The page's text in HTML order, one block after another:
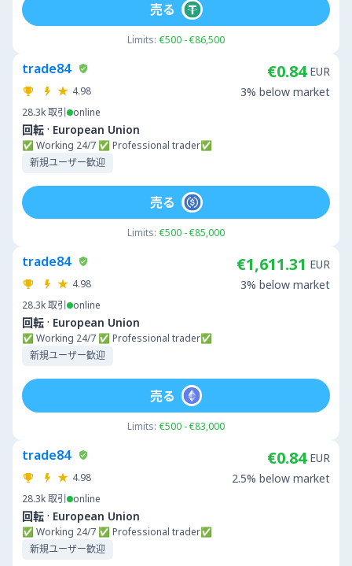
Limits: €500 - €86,500
売る
trade84
4.98
28.3k取引 online
回転 · European Union
✅ Working 24/7 ✅ Professional trader✅
新規ユーザー歓迎
€0.84 EUR
3% below market
Limits: €500 - €85,000
売る
trade84
4.98
28.3k取引 online
回転 · European Union
✅ Working 24/7 ✅ Professional trader✅
新規ユーザー歓迎
€1,611.31 EUR
3% below market
Limits: €500 - €83,000
売る
trade84
4.98
28.3k取引 online
回転 · European Union
✅ Working 24/7 ✅ Professional trader✅
新規ユーザー歓迎
€0.84 EUR
2.5% below market